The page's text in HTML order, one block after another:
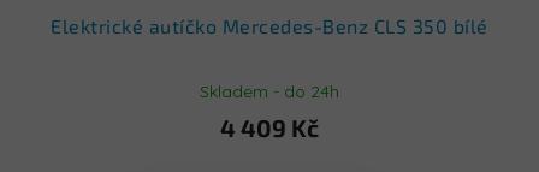
Elektrické autíčko Mercedes-Benz CLS 350 bílé
Skladem - do 24h
4 409 Kč